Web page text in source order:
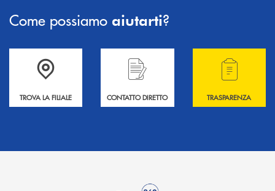
Come possiamo aiutarti?
Accedi all' elenco completo delle filiali .
TROVA LA FILIALE
Hai bisogno di informazioni? Contattaci !
CONTATTO DIRETTO
Hai bisogno di
TRASPARENZA